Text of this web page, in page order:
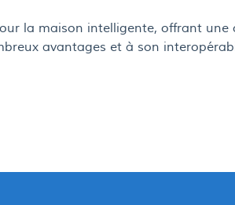
la maison intelligente, offrant
avantages et à son